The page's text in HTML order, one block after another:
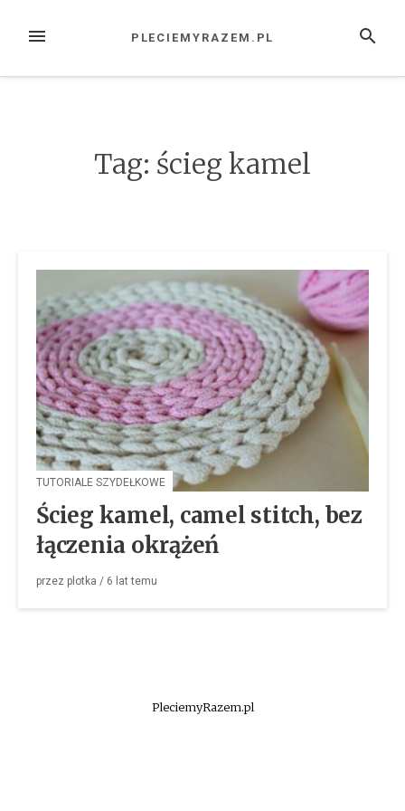
MENU SZUKAJ
PLECIEMYRAZEM.PL
Tag: ścieg kamel
TUTORIALE SZYDEŁKOWE
Ścieg kamel, camel stitch, bez
łączenia okrążeń
przez plotka / 6 lat temu
PleciemyRazem.pl